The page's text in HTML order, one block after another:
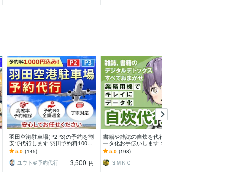
羽田空港駐車場(P2P3)の予約を割
安で代行します 羽田予約料1000
円込！実績多数！キャンセル返
金！丁寧対応！
5.0 (145)
ユウト＠予約代行
3,500 円
書籍や雑誌の自炊を代行！本のデ
ータ化お手伝いします オプショ
ン無料対応、業務用断裁機とスキ
ャナでプロの仕上がり
5.0 (198)
ＳＭＫＣ